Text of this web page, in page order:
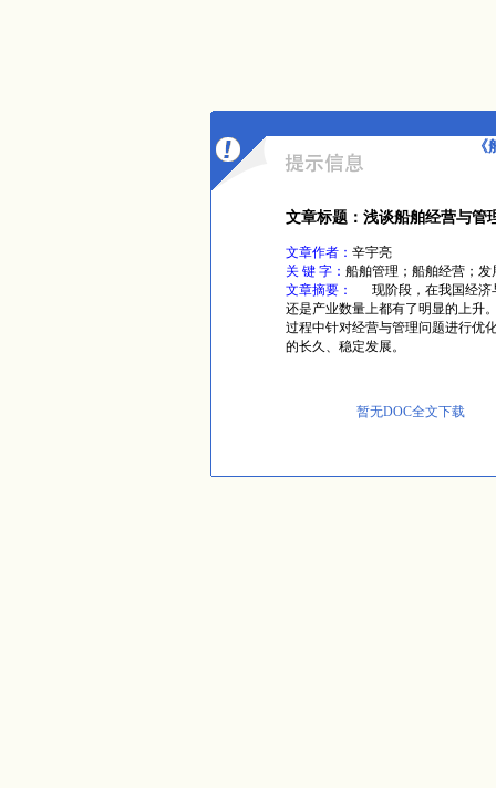
文章标题：浅谈船舶经营与管
文章作者： 辛宇亮
关 键 字： 船舶管理；船舶经营；发
文章摘要：
现阶段，在我国经济
还是产业数量上都有了明显的上升
过程中针对经营与管理问题进行优
的长久、稳定发展。
暂无DOC全文下载